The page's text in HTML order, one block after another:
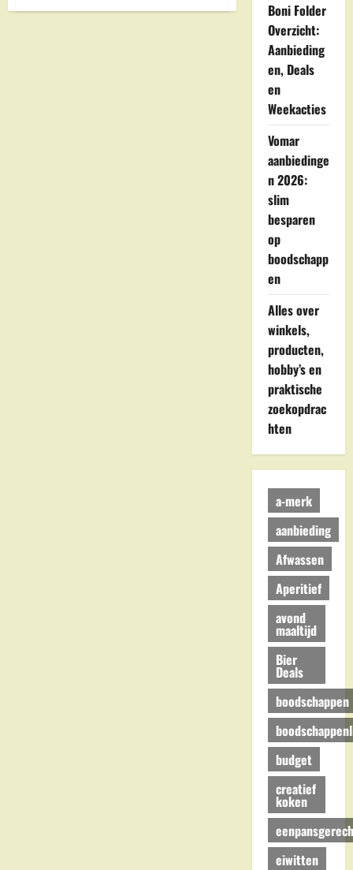
en
Boni Folder
Overzicht:
Aanbieding
en, Deals
en
Weekacties
Vomar
aanbiedinge
n 2026:
slim
besparen
op
boodschapp
en
Alles over
winkels,
producten,
hobby’s en
praktische
zoekopdrac
hten
a-merk
aanbieding
Afwassen
Aperitief
avond
maaltijd
Bier
Deals
boodschappen
budget
creatief
koken
eiwitten